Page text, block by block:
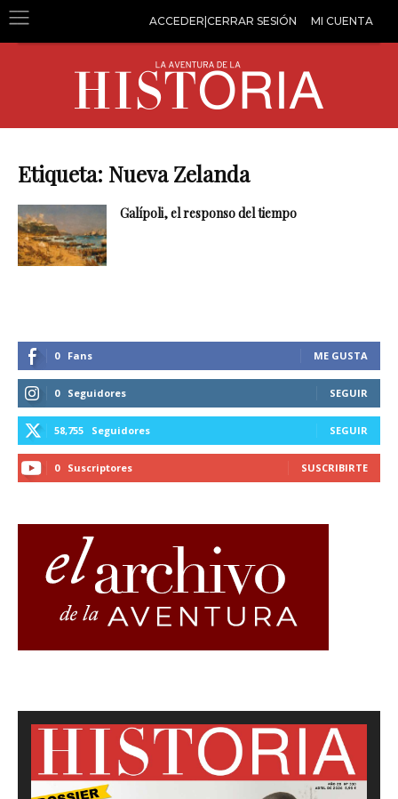
ACCEDER|CERRAR SESIÓN MI CUENTA
Etiqueta: Nueva Zelanda
Galípoli, el responso del tiempo
0 Fans ME GUSTA
0 Seguidores SEGUIR
58,755 Seguidores SEGUIR
0 Suscriptores SUSCRIBIRTE